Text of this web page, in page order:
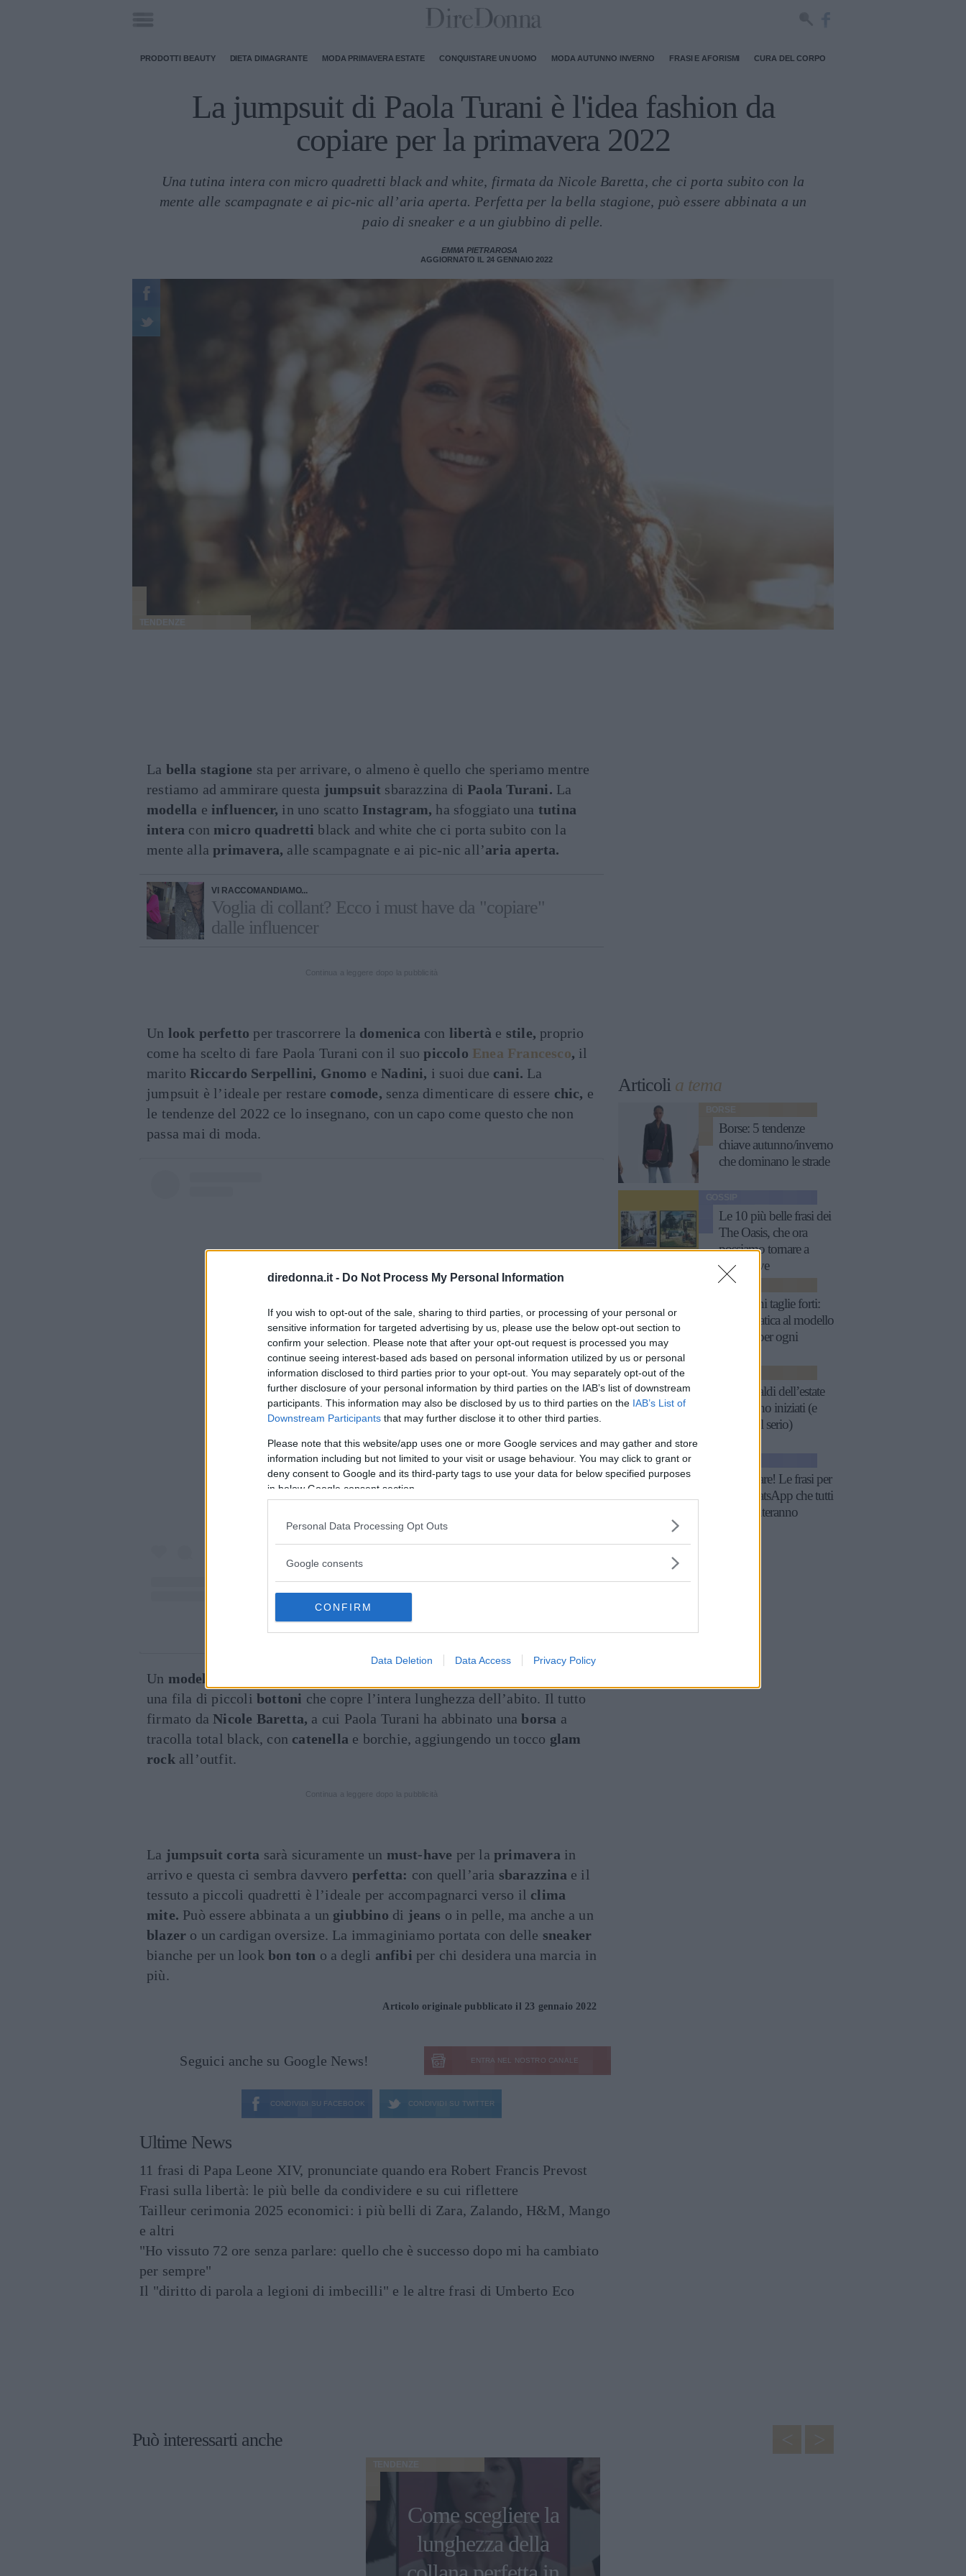
diredonna.it - Do Not Process My Personal Information
If you wish to opt-out of the sale, sharing to third parties, or processing of your personal or
sensitive information for targeted advertising by us, please use the below opt-out section to
confirm your selection. Please note that after your opt-out request is processed you may
continue seeing interest-based ads based on personal information utilized by us or personal
information disclosed to third parties prior to your opt-out. You may separately opt-out of the
further disclosure of your personal information by third parties on the IAB’s list of downstream
participants. This information may also be disclosed by us to third parties on the IAB’s List of
Downstream Participants that may further disclose it to other third parties.
Please note that this website/app uses one or more Google services and may gather and store
information including but not limited to your visit or usage behaviour. You may click to grant or
deny consent to Google and its third-party tags to use your data for below specified purposes
in below Google consent section.
Personal Data Processing Opt Outs
Google consents
CONFIRM
Data Deletion Data Access Privacy Policy
PRODOTTI BEAUTY DIETA DIMAGRANTE MODA PRIMAVERA ESTATE CONQUISTARE UN UOMO MODA AUTUNNO INVERNO FRASI E AFORISMI CURA DEL CORPO
La jumpsuit di Paola Turani è l'idea fashion da
copiare per la primavera 2022
Una tutina intera con micro quadretti black and white, firmata da Nicole Baretta, che ci porta subito con la
mente alle scampagnate e ai pic-nic all’aria aperta. Perfetta per la bella stagione, può essere abbinata a un
paio di sneaker e a un giubbino di pelle.
EMMA PIETRAROSA
AGGIORNATO IL 24 GENNAIO 2022
TENDENZE
La bella stagione sta per arrivare, o almeno è quello che speriamo mentre
restiamo ad ammirare questa jumpsuit sbarazzina diPaola Turani. La
modella e influencer, in uno scatto Instagram, ha sfoggiato una tutina
intera con micro quadretti black and white che ci porta subito con la
mente allaprimavera, alle scampagnate e ai pic-nic all’aria aperta.
VI RACCOMANDIAMO...
Voglia di collant? Ecco i must have da "copiare"
dalle influencer
Un look perfetto per trascorrere la domenica con libertà e stile, proprio
come ha scelto di fare Paola Turani con il suopiccolo Enea Francesco, il
maritoRiccardo Serpellini, Gnomo eNadini, i suoi due cani. La
jumpsuit è l’ideale per restare comode, senza dimenticare di essere chic, e
le tendenze del 2022 ce lo insegnano, con un capo come questo che non
passa mai di moda.
Visualizza questo post su Instagram
Un post condiviso da PAOLA TURANI (@paolaturani)
Un modello
una fila di piccoli bottoni che copre l’intera lunghezza dell’abito. Il tutto
firmato daNicole Baretta, a cui Paola Turani ha abbinato unaborsa a
tracolla total black, con catenella e borchie, aggiungendo un tocco glam
rock all’outfit.
La jumpsuit corta sarà sicuramente un must-have per laprimavera in
arrivo e questa ci sembra davvero perfetta: con quell’aria sbarazzina e il
tessuto a piccoli quadretti è l’ideale per accompagnarci verso il clima
mite. Può essere abbinata a un giubbino di jeans o in pelle, ma anche a un
blazer o un cardigan oversize. La immaginiamo portata con delle sneaker
bianche per un look bon ton o a degli anfibi per chi desidera una marcia in
più.
Articolo originale pubblicato il 23 gennaio 2022
Seguici anche su Google News! ENTRA NEL NOSTRO CANALE
CONDIVIDI SU FACEBOOK CONDIVIDI SU TWITTER
Ultime News
11 frasi di Papa Leone XIV, pronunciate quando era Robert Francis Prevost
Frasi sulla libertà: le più belle da condividere e su cui riflettere
Tailleur cerimonia 2025 economici: i più belli di Zara, Zalando, H&M, Mango
e altri
"Ho vissuto 72 ore senza parlare: quello che è successo dopo mi ha cambiato
per sempre"
Il "diritto di parola a legioni di imbecilli" e le altre frasi di Umberto Eco
Articoli a tema
BORSE
Borse: 5 tendenze
chiave autunno/inverno
che dominano le strade
Le 10 più belle frasi dei
The Oasis, che ora
possiamo tornare a
sentire live
MODA
Reggiseni taglie forti:
guida pratica al modello
perfetto per ogni
Nike: i saldi dell’estate
2025 sono iniziati (e
fanno sul serio)
Fatti notare! Le frasi per
stati WhatsApp che tutti
commenteranno
Può interessarti anche
TENDENZE
Come scegliere la
lunghezza della